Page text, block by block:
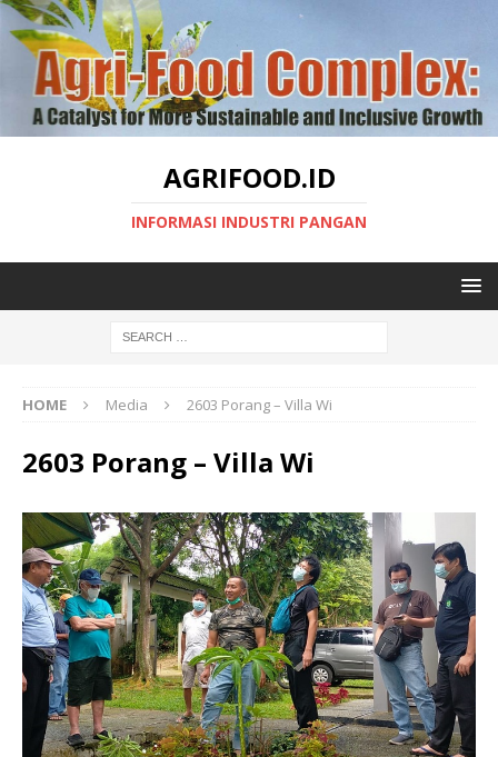
AGRIFOOD.ID
INFORMASI INDUSTRI PANGAN
HOME Media 2603 Porang – Villa Wi
2603 Porang – Villa Wi